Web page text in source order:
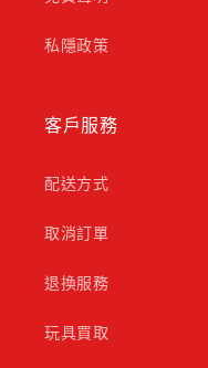
私隱政策
客戶服務
配送方式
取消訂單
退換服務
玩具買取